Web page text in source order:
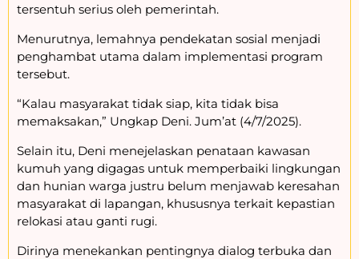
tersentuh serius oleh pemerintah.
Menurutnya, lemahnya pendekatan sosial menjadi
penghambat utama dalam implementasi program
tersebut.
“Kalau masyarakat tidak siap, kita tidak bisa
memaksakan,” Ungkap Deni. Jum’at (4/7/2025).
Selain itu, Deni menejelaskan penataan kawasan
kumuh yang digagas untuk memperbaiki lingkungan
dan hunian warga justru belum menjawab keresahan
masyarakat di lapangan, khususnya terkait kepastian
relokasi atau ganti rugi.
Dirinya menekankan pentingnya dialog terbuka dan